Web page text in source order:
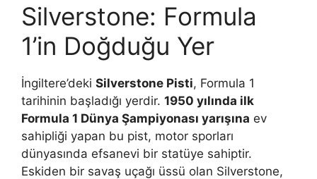
Silverstone: Formula
1’in Doğduğu Yer
İngiltere’deki Silverstone Pisti, Formula 1
tarihinin başladığı yerdir. 1950 yılında ilk
Formula 1 Dünya Şampiyonası yarışına ev
sahipliği yapan bu pist, motor sporları
dünyasında efsanevi bir statüye sahiptir.
Eskiden bir savaş uçağı üssü olan Silverstone,